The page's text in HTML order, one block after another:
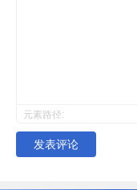
元素路径:
发表评论